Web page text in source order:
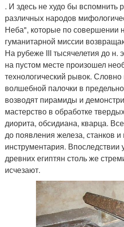
. И здесь не худо бы вспомнить
различных народов
Неба", которые по совершении
гуманитарной миссии
На рубеже III тысячелетия до н.
на пустом месте произошел
технологический рывок.
волшебной палочки в
возводят пирамиды и
мастерство в обработке
диорита, обсидиана, кварца.
до появления железа, станков и
инструментария.
древних египтян столь же
исчезают.